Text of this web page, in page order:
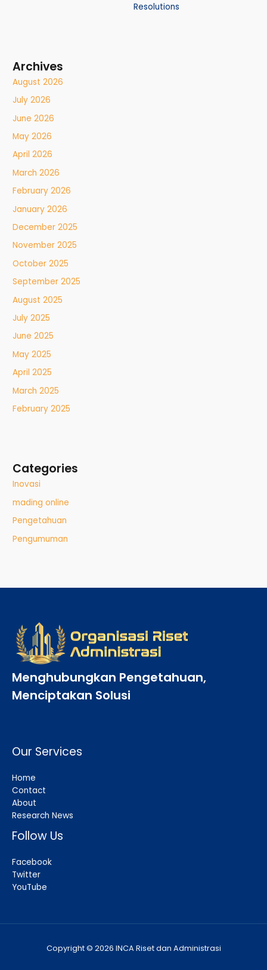
Resolutions
Archives
August 2026
July 2026
June 2026
May 2026
April 2026
March 2026
February 2026
January 2026
December 2025
November 2025
October 2025
September 2025
August 2025
July 2025
June 2025
May 2025
April 2025
March 2025
February 2025
Categories
Inovasi
mading online
Pengetahuan
Pengumuman
Menghubungkan Pengetahuan,
Menciptakan Solusi
Our Services
Home
Contact
About
Research News
Follow Us
Facebook
Twitter
YouTube
Copyright © 2026 INCA Riset dan Administrasi